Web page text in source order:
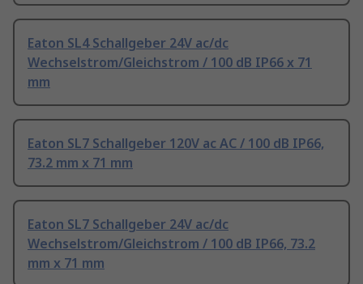
Eaton SL4 Schallgeber 24V ac/dc
Wechselstrom/Gleichstrom / 100 dB IP66 x 71
mm
Eaton SL7 Schallgeber 120V ac AC / 100 dB IP66,
73.2 mm x 71 mm
Eaton SL7 Schallgeber 24V ac/dc
Wechselstrom/Gleichstrom / 100 dB IP66, 73.2
mm x 71 mm